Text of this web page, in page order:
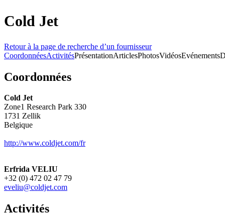
Cold Jet
Retour à la page de recherche d’un fournisseur
CoordonnéesActivitésPrésentationArticlesPhotosVidéosEvénements
Coordonnées
Cold Jet
Zone1 Research Park 330
1731 Zellik
Belgique
http://www.coldjet.com/fr
Erfrida VELIU
+32 (0) 472 02 47 79
eveliu@coldjet.com
Activités